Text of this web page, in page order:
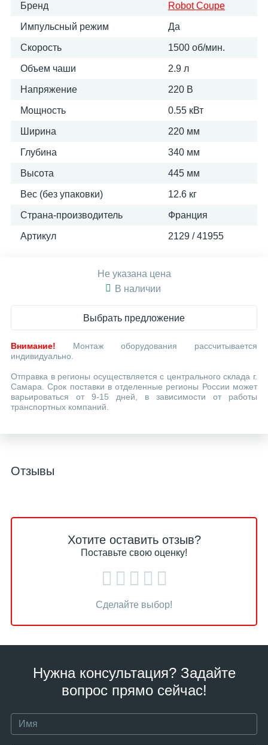
Бренд Robot Coupe
Импульсный режим Да
Скорость 1500 об/мин.
Объем чаши 2.9 л
Напряжение 220 В
Мощность 0.55 кВт
Ширина 220 мм
Глубина 340 мм
Высота 445 мм
Вес (без упаковки) 12.6 кг
Страна-производитель Франция
Артикул 2129 / 41955
Не указана цена
В наличии
Выбрать предложение
Внимание! Монтаж оборудования рассчитывается
индивидуально.
Отправка в регионы осуществляется с центрального склада г.
Самара. Срок поставки в отделенные регионы России может
варьироваться от 9-15 дней, в зависимости от работы
транспортных компаний.
Отзывы
Хотите оставить отзыв?
Поставьте свою оценку!
Сделайте выбор!
Нужна консультация? Задайте
вопрос прямо сейчас!